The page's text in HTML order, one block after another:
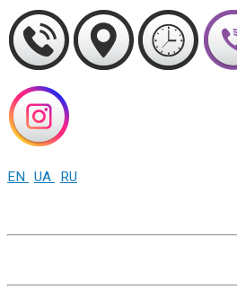
EN UA RU